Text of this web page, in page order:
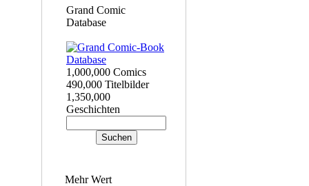
Grand Comic
Database
1,000,000 Comics
490,000 Titelbilder
1,350,000
Geschichten
Mehr Wert